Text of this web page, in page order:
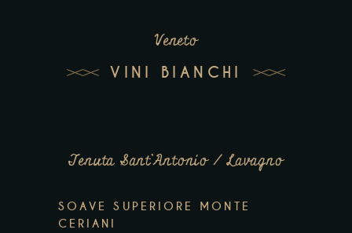
Veneto
VINI BIANCHI
Tenuta Sant’Antonio / Lavagno
SOAVE SUPERIORE MONTE
CERIANI